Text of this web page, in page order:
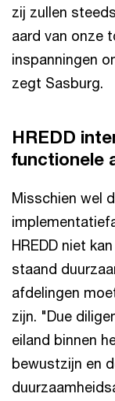
zij zullen
aard van onze
inspanningen
zegt Sasburg.
HREDD
functionele
Misschien wel
HREDD niet
staand
afdelingen
zijn. "Due
eiland binnen
bewustzijn en